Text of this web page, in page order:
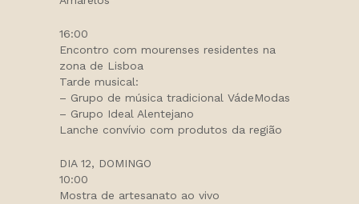
16:00
Encontro com mourenses residentes na
zona de Lisboa
Tarde musical:
– Grupo de música tradicional VádeModas
– Grupo Ideal Alentejano
Lanche convívio com produtos da região
DIA 12, DOMINGO
10:00
Mostra de artesanato ao vivo